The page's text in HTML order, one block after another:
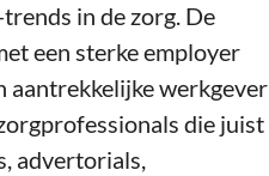
in de zorg. De
een sterke employer
aantrekkelijke werkgever
die juist
advertorials,